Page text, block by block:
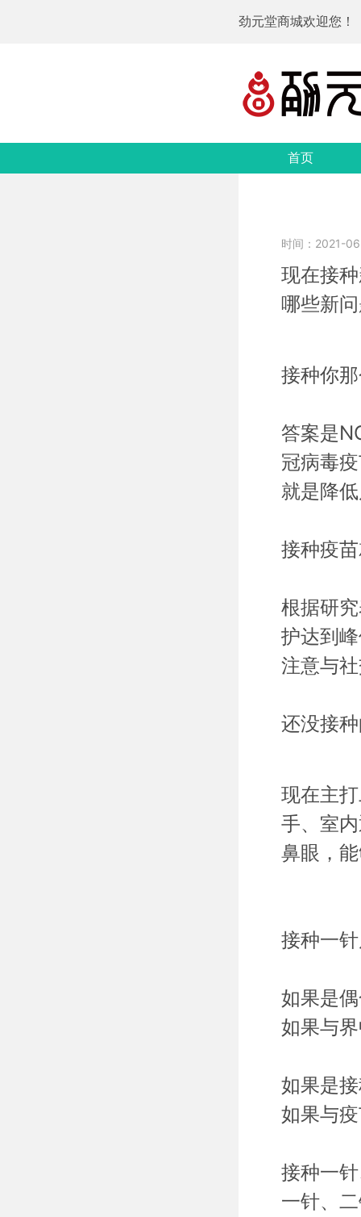
劲元堂商城欢迎您！
首页
时间：2021-
现在接
哪些新
接种你
答案是
冠病毒
就是降
接种疫
根据研
护达到
注意与
还没接
现在主
手、室
鼻眼，
接种一
如果是
如果与
如果是
如果与
接种一
一针、